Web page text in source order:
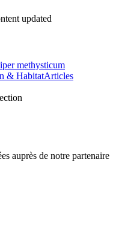
updated
methysticum
& HabitatArticles
auprès de notre partenaire